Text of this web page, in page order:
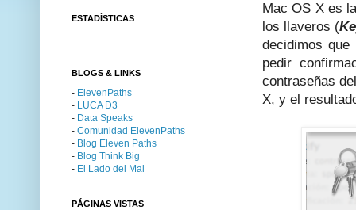
Mac OS X es
los llaveros (
decidimos
pedir
contraseñas
X, y el
ESTADÍSTICAS
BLOGS & LINKS
- ElevenPaths
- LUCA D3
- Data Speaks
- Comunidad ElevenPaths
- Blog Eleven Paths
- Blog Think Big
- El Lado del Mal
PÁGINAS VISTAS